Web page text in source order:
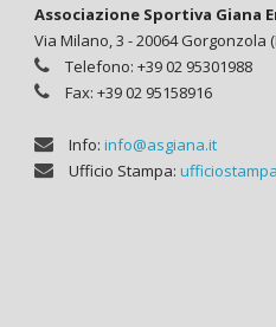
Associazione Sportiva Giana
Via Milano, 3 - 20064 Gorgonzola
Telefono: +39 02 95301988
Fax: +39 02 95158916
Info: info@asgiana.it
Ufficio Stampa: